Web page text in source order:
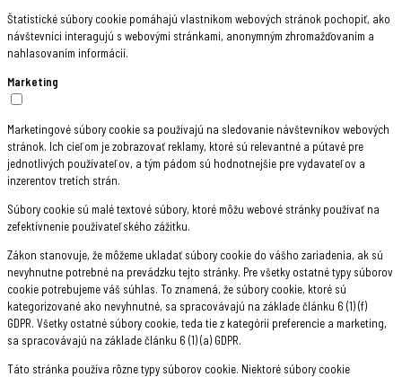
Štatistické súbory cookie pomáhajú vlastníkom webových stránok pochopiť, ako
návštevníci interagujú s webovými stránkami, anonymným zhromažďovaním a
nahlasovaním informácií.
Marketing
Marketingové súbory cookie sa používajú na sledovanie návštevníkov webových
stránok. Ich cieľom je zobrazovať reklamy, ktoré sú relevantné a pútavé pre
jednotlivých používateľov, a tým pádom sú hodnotnejšie pre vydavateľov a
inzerentov tretích strán.
Súbory cookie sú malé textové súbory, ktoré môžu webové stránky používať na
zefektívnenie používateľského zážitku.
Zákon stanovuje, že môžeme ukladať súbory cookie do vášho zariadenia, ak sú
nevyhnutne potrebné na prevádzku tejto stránky. Pre všetky ostatné typy súborov
cookie potrebujeme váš súhlas. To znamená, že súbory cookie, ktoré sú
kategorizované ako nevyhnutné, sa spracovávajú na základe článku 6 (1) (f)
GDPR. Všetky ostatné súbory cookie, teda tie z kategórií preferencie a marketing,
sa spracovávajú na základe článku 6 (1) (a) GDPR.
Táto stránka používa rôzne typy súborov cookie. Niektoré súbory cookie